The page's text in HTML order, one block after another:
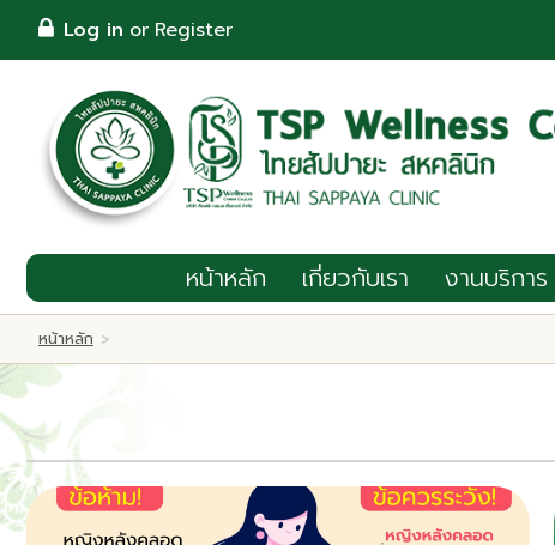
TH
Register
หน้าหลัก
เกี่ยวกับเรา
Wellness & แพทย์ทางเลือก
กิจกรรม
Log in or Register
หน้าหลัก เกี่ยวกับเรา งานบริการ
หน้าหลัก >